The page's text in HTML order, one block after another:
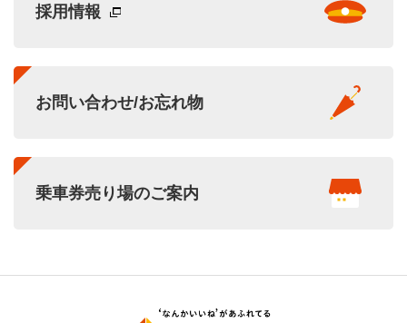
採用情報
お問い合わせ/お忘れ物
乗車券売り場のご案内